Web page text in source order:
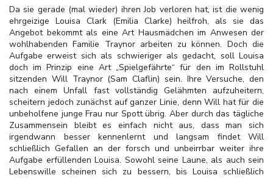
Da sie gerade (mal wieder) ihren Job verloren hat, ist die wenig
ehrgeizige Louisa Clark (Emilia Clarke) heilfroh, als sie das
Angebot bekommt als eine Art Hausmädchen im Anwesen der
wohlhabenden Familie Traynor arbeiten zu können. Doch die
Aufgabe erweist sich als schwieriger als gedacht, soll Louisa
doch im Prinzip eine Art „Spielgefährte“ für den im Rollstuhl
sitzenden Will Traynor (Sam Claflin) sein. Ihre Versuche, den
nach einem Unfall fast vollständig Gelähmten aufzuheitern,
scheitern jedoch zunächst auf ganzer Linie, denn Will hat für die
unbeholfene junge Frau nur Spott übrig. Aber durch das tägliche
Zusammensein bleibt es einfach nicht aus, dass man sich
irgendwann besser kennenlernt und langsam findet Will
schließlich Gefallen an der forsch und unbeirrbar weiter ihre
Aufgabe erfüllenden Louisa. Sowohl seine Laune, als auch sein
Lebenswille scheinen sich zu bessern, bis Louisa schließlich